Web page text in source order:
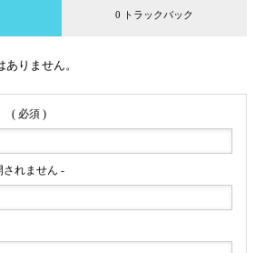
0 トラックバック
りません。
( 必須 )
されません -